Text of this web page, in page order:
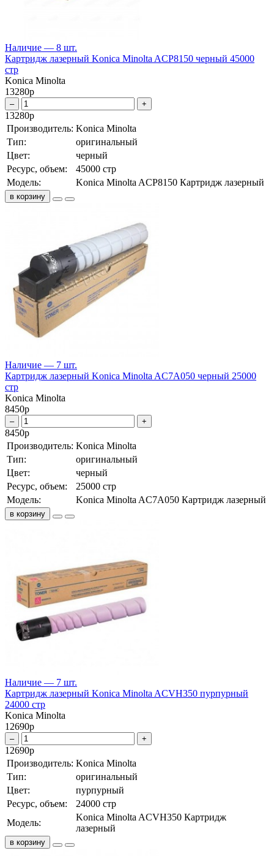
Наличие — 8 шт.
Картридж лазерный Konica Minolta ACP8150 черный 45000
стр
Konica Minolta
13280р
– +
13280р
Производитель: Konica Minolta
Тип:
оригинальный
Цвет:
черный
Ресурс, объем:
45000 стр
Модель:
Konica Minolta ACP8150 Картридж лазерный
в корзину
Наличие — 7 шт.
Картридж лазерный Konica Minolta AC7A050 черный 25000
стр
Konica Minolta
8450р
– +
8450р
Производитель: Konica Minolta
Тип:
оригинальный
Цвет:
черный
Ресурс, объем:
25000 стр
Модель:
Konica Minolta AC7A050 Картридж лазерный
в корзину
Наличие — 7 шт.
Картридж лазерный Konica Minolta ACVH350 пурпурный
24000 стр
Konica Minolta
12690р
– +
12690р
Производитель: Konica Minolta
Тип:
оригинальный
Цвет:
пурпурный
Ресурс, объем:
24000 стр
Модель:
Konica Minolta ACVH350 Картридж
лазерный
в корзину